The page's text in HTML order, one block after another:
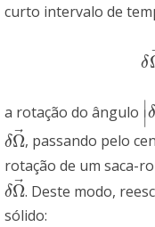
curto intervalo de
δ
δ
a rotação do ângulo ∣∣δ
|
δΩ⃗
δΩ→
, passando pelo
rotação de um saca-
δΩ⃗
δΩ→
. Deste modo,
sólido: